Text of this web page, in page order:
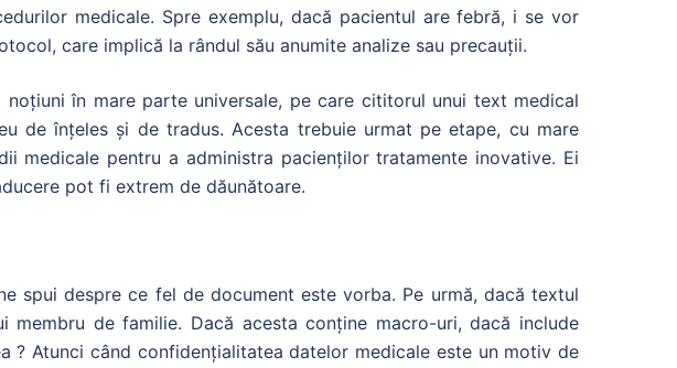
medicale. Spre exemplu, dacă pacientul are febră, i se vor
care implică la rândul său anumite analize sau precauții.
în mare parte universale, pe care cititorul unui text medical
de înțeles și de tradus. Acesta trebuie urmat pe etape, cu mare
medicale pentru a administra pacienților tratamente inovative. Ei
pot fi extrem de dăunătoare.
spui despre ce fel de document este vorba. Pe urmă, dacă textul
de familie. Dacă acesta conține macro-uri, dacă include
? Atunci când confidențialitatea datelor medicale este un motiv de